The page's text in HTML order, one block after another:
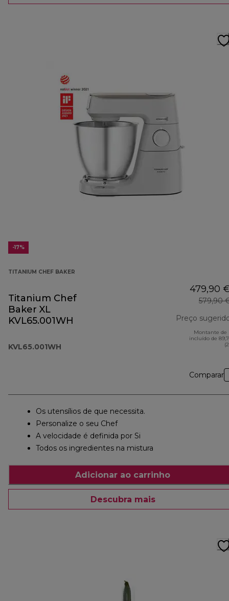
-17%
TITANIUM CHEF BAKER
Titanium Chef
Baker XL
KVL65.001WH
KVL65.001WH
479,90
579,90
Preço
Montante de
incluído de
Comparar
Os utensílios de que necessita.
Personalize o seu Chef
A velocidade é definida por Si
Todos os ingredientes na mistura
Adicionar ao carrinho
Descubra mais